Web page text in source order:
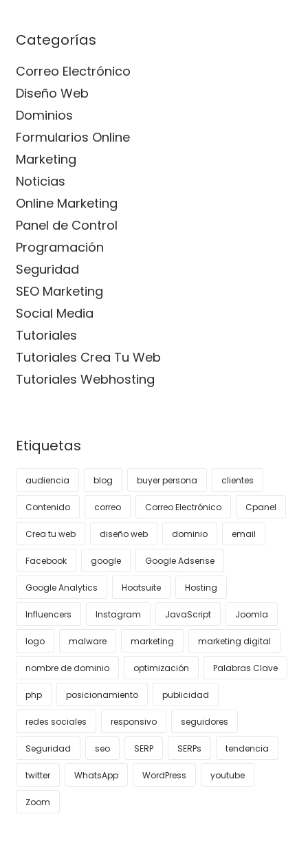
Categorías
Correo Electrónico
Diseño Web
Dominios
Formularios Online
Marketing
Noticias
Online Marketing
Panel de Control
Programación
Seguridad
SEO Marketing
Social Media
Tutoriales
Tutoriales Crea Tu Web
Tutoriales Webhosting
Etiquetas
audiencia blog buyer persona clientes
Contenido correo Correo Electrónico Cpanel
Crea tu web diseño web dominio email
Facebook google Google Adsense
Google Analytics Hootsuite Hosting
Influencers Instagram JavaScript Joomla
logo malware marketing marketing digital
nombre de dominio optimización Palabras Clave
php posicionamiento publicidad
redes sociales responsivo seguidores
Seguridad seo SERP SERPs tendencia
twitter WhatsApp WordPress youtube
Zoom